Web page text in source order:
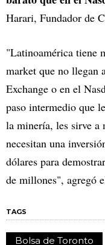
Harari, Fundador de
"Latinoamérica tiene
market que no llegan
Exchange o en el
paso intermedio que
la minería, les sirve a
necesitan una
dólares para
de millones", agregó
TAGS
Bolsa de Toronto